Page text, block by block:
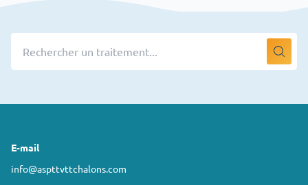
E-mail
info@aspttvttchalons.com